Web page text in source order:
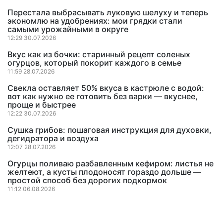
Перестала выбрасывать луковую шелуху и теперь
экономлю на удобрениях: мои грядки стали
самыми урожайными в округе
12:29 30.07.2026
Вкус как из бочки: старинный рецепт соленых
огурцов, который покорит каждого в семье
11:59 28.07.2026
Свекла оставляет 50% вкуса в кастрюле с водой:
вот как нужно ее готовить без варки — вкуснее,
проще и быстрее
12:22 30.07.2026
Сушка грибов: пошаговая инструкция для духовки,
дегидратора и воздуха
12:07 28.07.2026
Огурцы поливаю разбавленным кефиром: листья не
желтеют, а кусты плодоносят гораздо дольше —
простой способ без дорогих подкормок
11:12 06.08.2026